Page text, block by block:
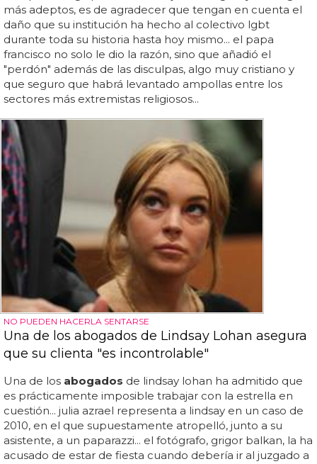
más adeptos, es de agradecer que tengan en cuenta el
daño que su institución ha hecho al colectivo lgbt
durante toda su historia hasta hoy mismo... el papa
francisco no solo le dio la razón, sino que añadió el
"perdón" además de las disculpas, algo muy cristiano y
que seguro que habrá levantado ampollas entre los
sectores más extremistas religiosos...
NO PUEDEN HACERLA SENTARSE
Una de los abogados de Lindsay Lohan asegura
que su clienta "es incontrolable"
Una de los abogados de lindsay lohan ha admitido que
es prácticamente imposible trabajar con la estrella en
cuestión... julia azrael representa a lindsay en un caso de
2010, en el que supuestamente atropelló, junto a su
asistente, a un paparazzi... el fotógrafo, grigor balkan, la ha
acusado de estar de fiesta cuando debería ir al juzgado a